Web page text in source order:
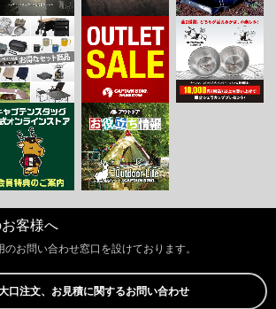
客様へ
お問い合わせ窓口を設けております。
口注文、お見積に関するお問い合わせ